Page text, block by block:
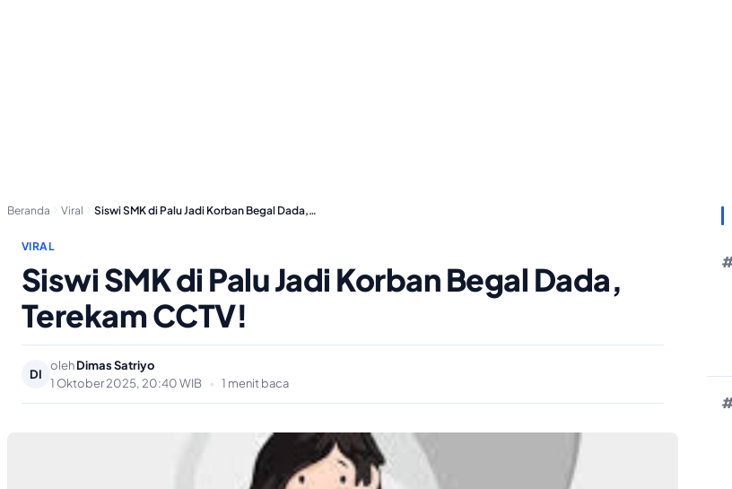
Beranda Viral Siswi SMK di Palu Jadi Korban Begal Dada,…
VIRAL
Siswi SMK di Palu Jadi Korban Begal Dada,
Terekam CCTV!
DI
olehDimas Satriyo
1 Oktober 2025, 20:40 WIB
• 1 menit baca